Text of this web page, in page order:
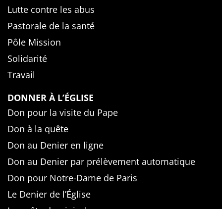
Lutte contre les abus
Pastorale de la santé
Pôle Mission
Solidarité
Travail
DONNER À L’ÉGLISE
Don pour la visite du Pape
Don à la quête
Don au Denier en ligne
Don au Denier par prélèvement automatique
Don pour Notre-Dame de Paris
Le Denier de l’Église